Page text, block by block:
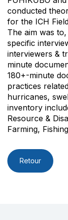
conducted
for the ICH
The aim was
specific
interviewers &
minute
180+-minute
practices
hurricanes,
inventory
Resource &
Farming,
Retour